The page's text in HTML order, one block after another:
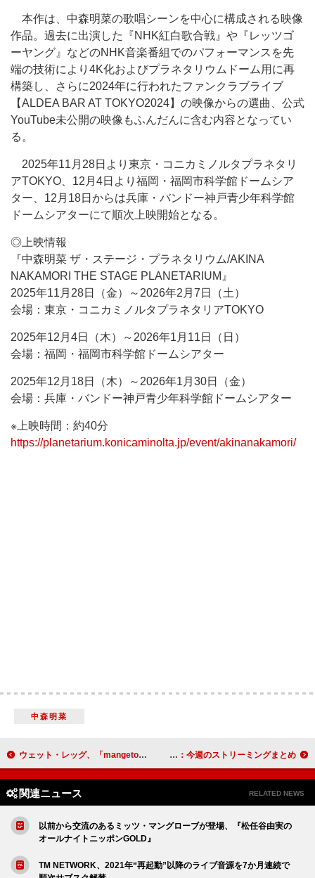
本作は、中森明菜の歌唱シーンを中心に構成される映像
作品。過去に出演した『NHK紅白歌合戦』や『レッツゴ
ーヤング』などのNHK音楽番組でのパフォーマンスを先
端の技術により4K化およびプラネタリウムドーム用に再
構築し、さらに2024年に行われたファンクラブライブ
【ALDEA BAR AT TOKYO2024】の映像からの選曲、公式
YouTube未公開の映像もふんだんに含む内容となってい
る。
2025年11月28日より東京・コニカミノルタプラネタリ
アTOKYO、12月4日より福岡・福岡市科学館ドームシア
ター、12月18日からは兵庫・バンドー神戸青少年科学館
ドームシアターにて順次上映開始となる。
◎上映情報
『中森明菜 ザ・ステージ・プラネタリウム/AKINA
NAKAMORI THE STAGE PLANETARIUM』
2025年11月28日（金）～2026年2月7日（土）
会場：東京・コニカミノルタプラネタリアTOKYO
2025年12月4日（木）～2026年1月11日（日）
会場：福岡・福岡市科学館ドームシアター
2025年12月18日（木）～2026年1月30日（金）
会場：兵庫・バンドー神戸青少年科学館ドームシアター
※上映時間：約40分
https://planetarium.konicaminolta.jp/event/akinanakamori/
中森明菜
ウェット・レッグ、「mangetout」MV＆『Live on KEXP』パフォーマンス映像公開 Mrs. GREEN APPLE「ANTENNA」累計再生数2億回突破：今週のストリーミングまとめ
関連ニュース RELATED NEWS
以前から交流のあるミッツ・マングローブが登場、『松任谷由実の
オールナイトニッポンGOLD』
TM NETWORK、2021年“再起動”以降のライブ音源を7か月連続で